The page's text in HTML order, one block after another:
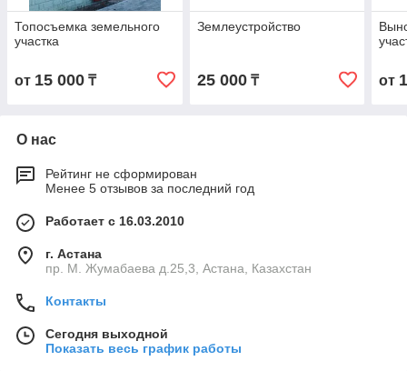
Топосъемка земельного
участка
от 15 000 ₸
Землеустройство
25 000₸ от
О нас
Рейтинг не сформирован
Менее 5 отзывов за последний год
Работает с 16.03.2010
г. Астана
пр. М. Жумабаева д.25,3, Астана, Казахстан
Контакты
Сегодня выходной
Показать весь график работы